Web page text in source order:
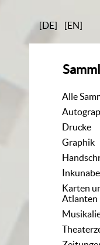
[DE] [EN]
Alle
Drucke
Graphik
Karten
Atlanten